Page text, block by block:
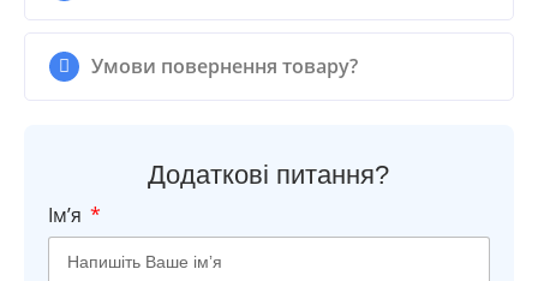
Умови повернення товару?
Додаткові питання?
Імʼя